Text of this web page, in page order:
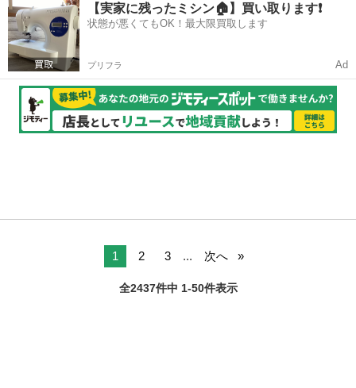
【実家に残ったミシン🏠】買い取ります❗️
状態が悪くてもOK！最大限買取します
プリフラ Ad
1 2 3 ... 次へ
全2437件中 1-50件表示